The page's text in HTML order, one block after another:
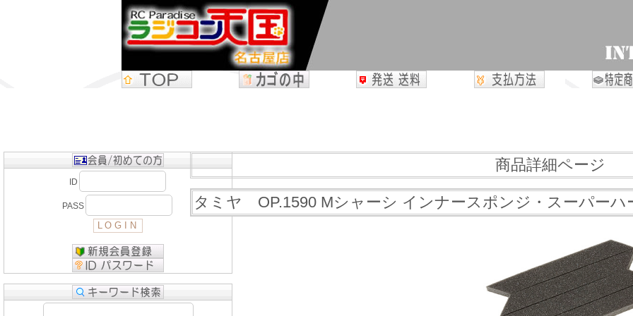
ID
PASS
商品詳細ページ
タミヤ OP.1590 Mシャーシ インナースポンジ・スーパーハ